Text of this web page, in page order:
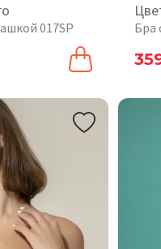
017SP Бра